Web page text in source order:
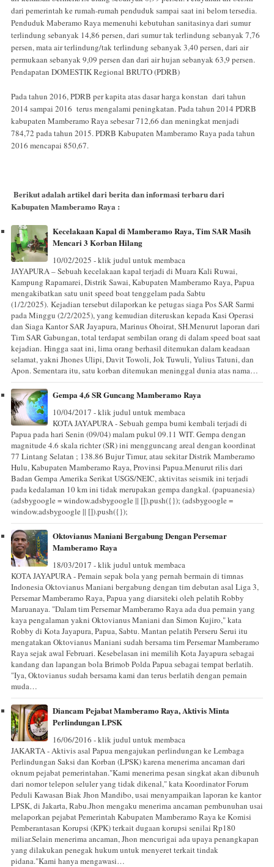
dari pemerintah ke rumah-rumah penduduk sampai saat ini belom tersedia.
Penduduk Maberamo Raya memenuhi kebutuhan sanitasinya dari sumur
terlindung sebanyak 14,86 persen, dari sumur tak terlindung sebanyak 7,76
persen, mata air terlindung/tak terlindung sebanyak 3,40 persen, dari air
permukaan sebanyak 9,09 persen dan dari air hujan sebanyak 63,9 persen.
Pendapatan DOMESTIK Regional BRUTO (PDRB)
Pada tahun 2016, PDRB per kapita atas dasar harga konstan dari tahun
2014 sampai 2016 terus mengalami peningkatan. Pada tahun 2014 PDRB
kabupaten Mamberamo Raya sebesar 712,66 dan meningkat menjadi
784,72 pada tahun 2015. PDRB Kabupaten Mamberamo Raya pada tahun
2016 mencapai 850,67.
Berikut adalah artikel dari berita dan informasi terbaru dari
Kabupaten Mamberamo Raya :
Kecelakaan Kapal di Mamberamo Raya, Tim SAR Masih
Mencari 3 Korban Hilang
10/02/2025 - klik judul untuk membaca
JAYAPURA – Sebuah kecelakaan kapal terjadi di Muara Kali Ruwai,
Kampung Rapamarei, Distrik Sawai, Kabupaten Mamberamo Raya, Papua
mengakibatkan satu unit speed boat tenggelam pada Sabtu
(1/2/2025). Kejadian tersebut dilaporkan ke petugas siaga Pos SAR Sarmi
pada Minggu (2/2/2025), yang kemudian diteruskan kepada Kasi Operasi
dan Siaga Kantor SAR Jayapura, Marinus Ohoirat, SH.Menurut laporan dari
Tim SAR Gabungan, total terdapat sembilan orang di dalam speed boat saat
kejadian. Hingga saat ini, lima orang berhasil ditemukan dalam keadaan
selamat, yakni Jhones Ulipi, Davit Towoli, Jok Tuwuli, Yulius Tatuni, dan
Apon. Sementara itu, satu korban ditemukan meninggal dunia atas nama…
Gempa 4,6 SR Guncang Mamberamo Raya
10/04/2017 - klik judul untuk membaca
KOTA JAYAPURA - Sebuah gempa bumi kembali terjadi di
Papua pada hari Senin (09/04) malam pukul 09.11 WIT. Gempa dengan
magnitude 4.6 skala richter (SR) ini mengguncang areal dengan koordinat
77 Lintang Selatan ; 138.86 Bujur Timur, atau sekitar Distrik Mamberamo
Hulu, Kabupaten Mamberamo Raya, Provinsi Papua.Menurut rilis dari
Badan Gempa Amerika Serikat USGS/NEIC, aktivitas seismik ini terjadi
pada kedalaman 10 km ini tidak merupakan gempa dangkal. (papuanesia)
(adsbygoogle = window.adsbygoogle || []).push({}); (adsbygoogle =
window.adsbygoogle || []).push({});
Oktovianus Maniani Bergabung Dengan Persemar
Mamberamo Raya
18/03/2017 - klik judul untuk membaca
KOTA JAYAPURA - Pemain sepak bola yang pernah bermain di timnas
Indonesia Oktovianus Maniani bergabung dengan tim debutan asal Liga 3,
Persemar Mamberamo Raya, Papua yang diarsiteki oleh pelatih Robby
Maruanaya. "Dalam tim Persemar Mamberamo Raya ada dua pemain yang
kaya pengalaman yakni Oktovianus Maniani dan Simon Kujiro," kata
Robby di Kota Jayapura, Papua, Sabtu. Mantan pelatih Perseru Serui itu
mengatakan Oktovianus Maniani sudah bersama tim Persemar Mamberamo
Raya sejak awal Februari. Kesebelasan ini memilih Kota Jayapura sebagai
kandang dan lapangan bola Brimob Polda Papua sebagai tempat berlatih.
"Iya, Oktovianus sudah bersama kami dan terus berlatih dengan pemain
muda…
Diancam Pejabat Mamberamo Raya, Aktivis Minta
Perlindungan LPSK
16/06/2016 - klik judul untuk membaca
JAKARTA - Aktivis asal Papua mengajukan perlindungan ke Lembaga
Perlindungan Saksi dan Korban (LPSK) karena menerima ancaman dari
oknum pejabat pemerintahan."Kami menerima pesan singkat akan dibunuh
dari nomor telepon seluler yang tidak dikenal," kata Koordinator Forum
Peduli Kawasan Biak Jhon Mandibo, usai menyampaikan laporan ke kantor
LPSK, di Jakarta, Rabu.Jhon mengaku menerima ancaman pembunuhan usai
melaporkan pejabat Pemerintah Kabupaten Mamberamo Raya ke Komisi
Pemberantasan Korupsi (KPK) terkait dugaan korupsi senilai Rp180
miliar.Selain menerima ancaman, Jhon mencurigai ada upaya penangkapan
yang dilakukan penegak hukum untuk menyeret terkait tindak
pidana."Kami hanya mengawasi…